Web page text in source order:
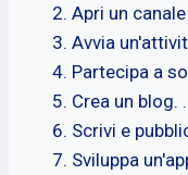
Apri un canale
Avvia
Partecipa a
Crea un blog.
Scrivi e
Sviluppa